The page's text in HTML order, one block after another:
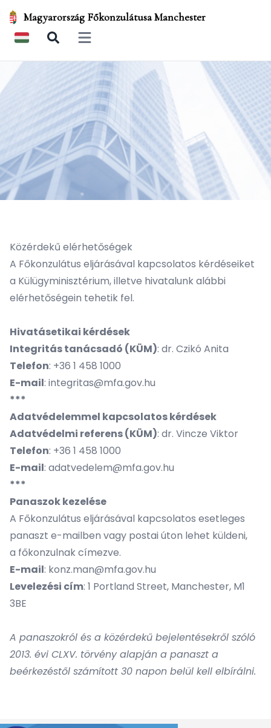
Magyarország Főkonzulátusa Manchester
Open main menu
Közérdekű elérhetőségek
A Főkonzulátus eljárásával kapcsolatos kérdéseiket
a Külügyminisztérium, illetve hivatalunk alábbi
elérhetőségein tehetik fel.
Hivatásetikai kérdések
Integritás tanácsadó (KÜM): dr. Czikó Anita
Telefon: +36 1 458 1000
E-mail: integritas@mfa.gov.hu
***
Adatvédelemmel kapcsolatos kérdések
Adatvédelmi referens (KÜM): dr. Vincze Viktor
Telefon: +36 1 458 1000
E-mail: adatvedelem@mfa.gov.hu
***
Panaszok kezelése
A Főkonzulátus eljárásával kapcsolatos esetleges
panaszt e-mailben vagy postai úton lehet küldeni,
a főkonzulnak címezve.
E-mail: konz.man@mfa.gov.hu
Levelezési cím: 1 Portland Street, Manchester, M1
3BE
A panaszokról és a közérdekű bejelentésekről szóló
2013. évi CLXV. törvény alapján a panaszt a
beérkezéstől számított 30 napon belül kell elbírálni.